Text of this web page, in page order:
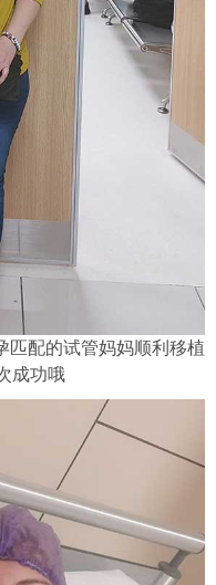
配的试管妈妈顺利移植
成功哦